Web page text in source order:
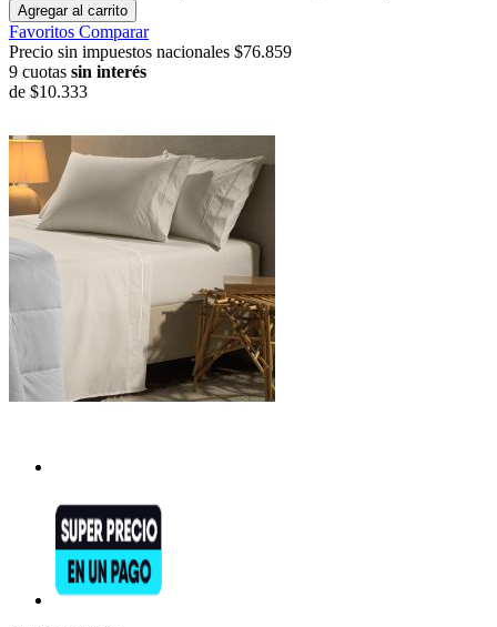
Agregar al carrito
Favoritos Comparar
Precio sin impuestos nacionales $76.859
9 cuotas sin interés
de $10.333